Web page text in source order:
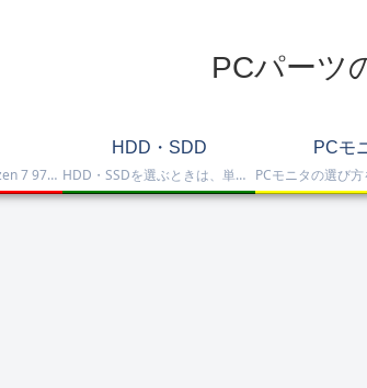
PCパーツ
Ryzen 5 5500GT、Ryzen 7 9700X、Ryzen 7 9800X3D、Core Ultra 7 265K、Core i5-12400などを掲載したCPU一覧です。性能・価格・用途を比較しながら、自作PCやゲーミング向けの最適な1台を選べます。
HDD・SDD
HDD・SSDを選ぶときは、単に容量だけを見るのではなく、保存重視なのか、高速化したいのか、NAS運用なのか、外付けで使いたいのかまで整理して選ぶことが大切です。このカテゴリでは、HDDとSSDの基本的な違いを踏まえつつ、保存容量をしっかり確保したい方向けのHDD、高速起動や作業効率を重視したい方向けのSSD、さらにNAS向けHDDやNVMe SSD、SATA SSD、外付けストレージまで比較しや…
PCモ